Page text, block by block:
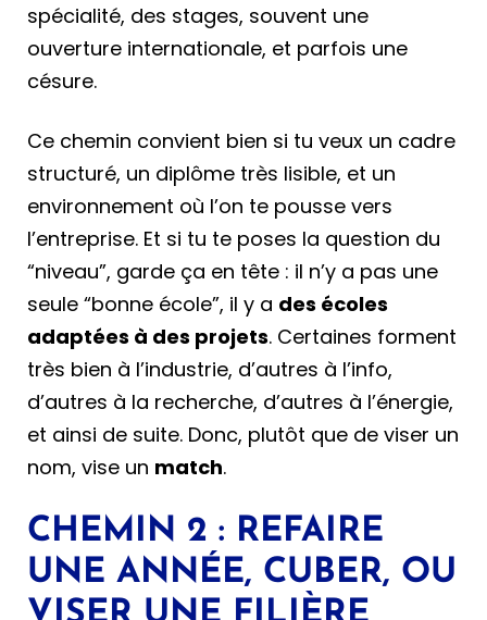
spécialité, des stages, souvent une
ouverture internationale, et parfois une
césure.
Ce chemin convient bien si tu veux un cadre
structuré, un diplôme très lisible, et un
environnement où l’on te pousse vers
l’entreprise. Et si tu te poses la question du
“niveau”, garde ça en tête : il n’y a pas une
seule “bonne école”, il y a des écoles
adaptées à des projets. Certaines forment
très bien à l’industrie, d’autres à l’info,
d’autres à la recherche, d’autres à l’énergie,
et ainsi de suite. Donc, plutôt que de viser un
nom, vise un match.
CHEMIN 2 : REFAIRE
UNE ANNÉE, CUBER, OU